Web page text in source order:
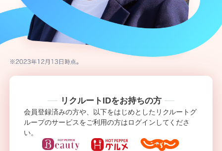
リクルートIDをお持ちの方
会員登録済みの方や、以下をはじめとしたリクルートグ
ループのサービスをご利用の方はログインしてくださ
い。